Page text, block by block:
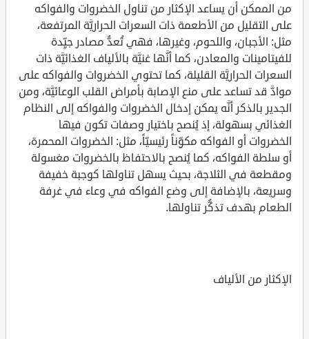
من الممكن أن يساعد الإكثار من تناول الخضروات والفواكه
على التقليل من الأطعمة ذات السعرات الحراريَّة المرتفعة،
مثل: الأجبان، واللحوم، وغيرها، فهي تُعدُّ مصادر جيِّدة
للفيتامينات والمعادن، كما أنَّها غنيَّة بالألياف الغذائيَّة ذات
السعرات الحراريَّة القليلة، كما تحتوي الخضروات والفواكه على
موادَّ قد تساعد على منع الإصابة بأمراض القلب الوعائيَّة، ومن
الجدير بالذكر أنَّه يمكن إدخال الخضروات والفواكه إلى النظام
الغذائي بسهولة، إذ يُنصح باختيار وصفات تكون فيها
الخضروات أو الفواكه مكوِّناً رئيسيّاً، مثل: الخضروات المحمرة،
أو سلطة الفواكه، كما يُنصح بالاحتفاظ بالخضروات مغسولة
ومقطعة في الثلاجة، بحيث يسهل تناولها كوجبة خفيفة
وسريعة، بالإضافة إلى وضع الفواكه في وعاء في غرفة
الطعام بهدف تذكُّر تناولها.
الإكثار من الألياف